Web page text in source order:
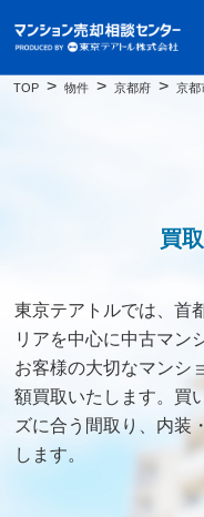
TOP 物件 京都府 京都
買
東京テアトルでは、首
リアを中心に中古マン
お客様の大切なマンシ
額買取いたします。買
ズに合う間取り、内装
します。